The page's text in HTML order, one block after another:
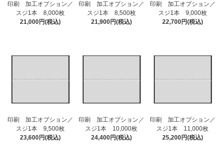
印刷 加工オプション／
スジ1本 8,000枚
21,000円(税込)
印刷 加工オプション／
スジ1本 8,500枚
21,900円(税込)
印刷 加工オプション／
スジ1本 9,000枚
22,700円(税込)
印刷 加工オプション／
スジ1本 9,500枚
23,600円(税込)
印刷 加工オプション／
スジ1本 10,000枚
24,400円(税込)
印刷 加工オプション／
スジ1本 11,000枚
25,200円(税込)